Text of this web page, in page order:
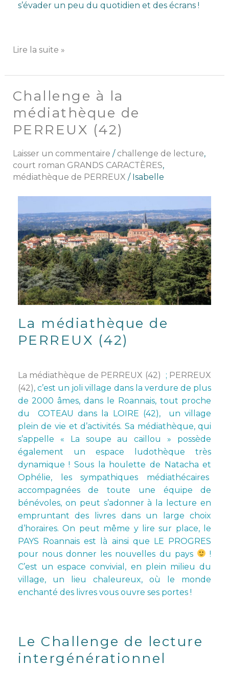
s’évader un peu du quotidien et des écrans !
Lire la suite »
Challenge à la
médiathèque de
PERREUX (42)
Laisser un commentaire / challenge de lecture,
court roman GRANDS CARACTÈRES,
médiathèque de PERREUX / Isabelle
La médiathèque de
PERREUX (42)
La médiathèque de PERREUX (42) ; PERREUX
(42), c’est un joli village dans la verdure de plus
de 2000 âmes, dans le Roannais, tout proche
du COTEAU dans la LOIRE (42), un village
plein de vie et d’activités. Sa médiathèque, qui
s’appelle « La soupe au caillou » possède
également un espace ludothèque très
dynamique ! Sous la houlette de Natacha et
Ophélie, les sympathiques médiathécaires
accompagnées de toute une équipe de
bénévoles, on peut s’adonner à la lecture en
empruntant des livres dans un large choix
d’horaires. On peut même y lire sur place, le
PAYS Roannais est là ainsi que LE PROGRES
pour nous donner les nouvelles du pays
!
C’est un espace convivial, en plein milieu du
village, un lieu chaleureux, où le monde
enchanté des livres vous ouvre ses portes !
Le Challenge de lecture
intergénérationnel
Challenge
la
médiathèque
PERREUX
(42)